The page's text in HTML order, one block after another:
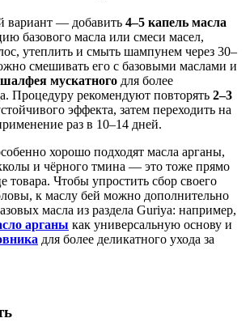
— добавить 4–5 капель масла
базового масла или смеси масел,
утеплить и смыть шампунем через 30–
смешивать его с базовыми маслами и
мускатного для более
Процедуру рекомендуют повторять 2–3
эффекта, затем переходить на
раз в 10–14 дней.
хорошо подходят масла арганы,
и чёрного тмина — это тоже прямо
товара. Чтобы упростить сбор своего
к маслу бей можно дополнительно
масла из раздела Guriya: например,
арганы как универсальную основу и
для более деликатного ухода за